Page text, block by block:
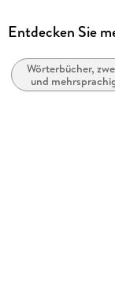
Reihe
Verlag/Hersteller
Pons
Entdecken Sie
Wörterbücher,
und